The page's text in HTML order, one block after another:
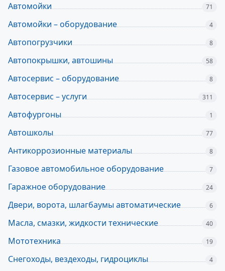
Автомойки 71
Автомойки – оборудование 4
Автопогрузчики 8
Автопокрышки, автошины 58
Автосервис – оборудование 8
Автосервис – услуги 311
Автофургоны 1
Автошколы 77
Антикоррозионные материалы 8
Газовое автомобильное оборудование 7
Гаражное оборудование 24
Двери, ворота, шлагбаумы автоматические 6
Масла, смазки, жидкости технические 40
Мототехника 19
Снегоходы, вездеходы, гидроциклы 4